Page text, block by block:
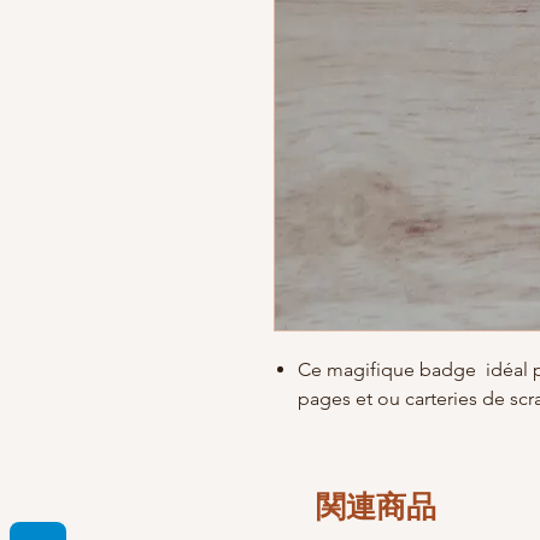
Ce magifique badge idéal
pages et ou carteries de
関連商品